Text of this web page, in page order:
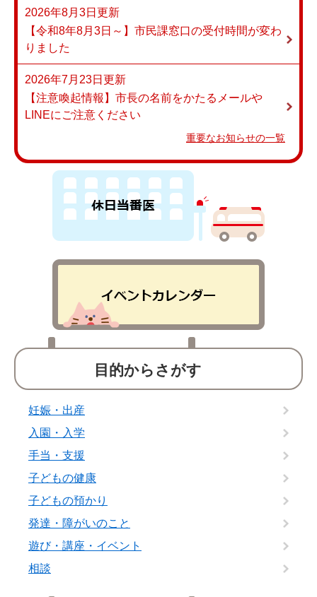
2026年8月3日更新
【令和8年8月3日～】市民課窓口の受付時間が変わ
りました
2026年7月23日更新
【注意喚起情報】市長の名前をかたるメールや
LINEにご注意ください
重要なお知らせの一覧
目的からさがす
妊娠・出産
入園・入学
手当・支援
子どもの健康
子どもの預かり
発達・障がいのこと
遊び・講座・イベント
相談